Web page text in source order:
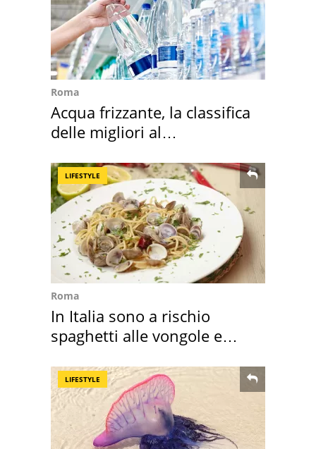
Roma
Acqua frizzante, la classifica
delle migliori al
LIFESTYLE
Roma
In Italia sono a rischio
spaghetti alle vongole e
LIFESTYLE